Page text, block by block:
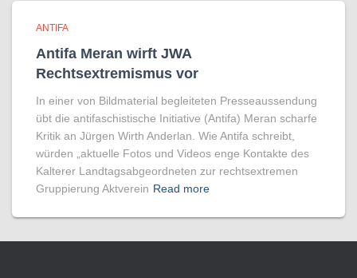
ANTIFA
Antifa Meran wirft JWA
Rechtsextremismus vor
In einer von Bildmaterial begleiteten Presseaussendung
übt die antifaschistische Initiative (Antifa) Meran scharfe
Kritik an Jürgen Wirth Anderlan. Wie Antifa schreibt,
würden „aktuelle Fotos und Videos enge Kontakte des
Kalterer Landtagsabgeordneten zur rechtsextremen
Gruppierung Aktverein Read more